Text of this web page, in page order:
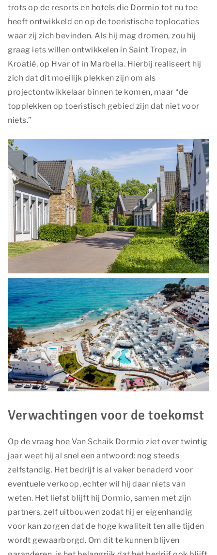
trots op de resorts en hotels die Dormio tot nu toe
heeft ontwikkeld en op de toeristische toplocaties
waar zij zich bevinden. Als hij mag dromen, zou hij
graag iets willen ontwikkelen in Saint Tropez, in
Kroatië, op Hvar of in Marbella. Hierbij realiseert hij
zich dat dit moeilijk plekken zijn om als
projectontwikkelaar binnen te komen, maar “de
topplekken op toeristisch gebied zijn dat niet voor
niets.”
Verwachtingen voor de toekomst
Op de vraag hoe Van Schaik Dormio ziet over twintig
jaar weet hij al snel een antwoord: nog steeds
zelfstandig. Het bedrijf is al vaker benaderd voor
eventuele verkoop, echter wil hij daar niets van
weten. Het liefst blijft hij Dormio, samen met zijn
partners, zelf uitbouwen zodat hij er eigenhandig
voor kan zorgen dat de hoge kwaliteit ten alle tijden
wordt gewaarborgd. Om dit te kunnen blijven
Hun doel is advertenties weergeven die zijn
toegesneden op en relevant zijn voor de individuele
voor uitgevers en externe adverteerders.
Functionele en analytische cookies
Functionele cookies zijn nodig om een boeking te
kunnen maken op onze website. Met de analytische
cookies doen we kennis op. Deze informatie gebruiken
maken. Het bezoekgedrag wordt anoniem in beeld
gebracht.
Functionele en analytische cookies
OPSLAAN ALLES ACCEPTEREN